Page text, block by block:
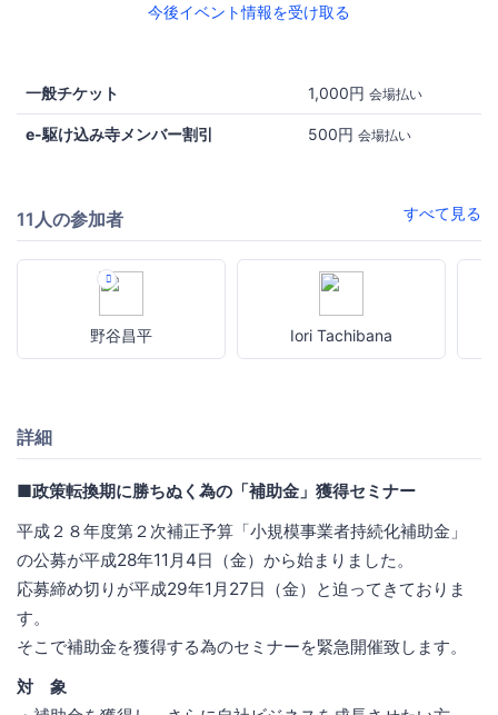
今後イベント情報を受け取る
一般チケット 1,000円 会場払い
e-駆け込み寺メンバー割引 500円 会場払い
11人の参加者 すべて見る
野谷昌平 Iori Tachibana
詳細
■政策転換期に勝ちぬく為の「補助金」獲得セミナー
平成２８年度第２次補正予算「小規模事業者持続化補助金」
の公募が平成28年11月4日（金）から始まりました。
応募締め切りが平成29年1月27日（金）と迫ってきておりま
す。
そこで補助金を獲得する為のセミナーを緊急開催致します。
対 象